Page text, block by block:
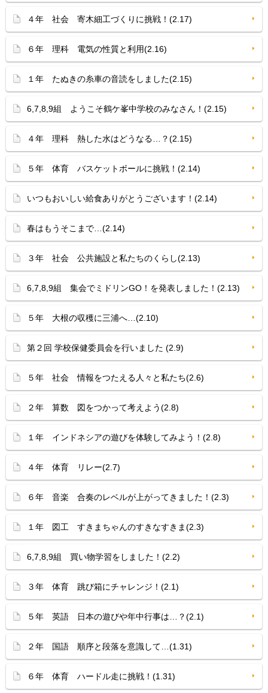
４年 社会 寄木細工づくりに挑戦！(2.17)
６年 理科 電気の性質と利用(2.16)
１年 たぬきの糸車の音読をしました(2.15)
6,7,8,9組 ようこそ鶴ケ峯中学校のみなさん！(2.15)
４年 理科 熱した水はどうなる…？(2.15)
５年 体育 バスケットボールに挑戦！(2.14)
いつもおいしい給食ありがとうございます！(2.14)
春はもうそこまで…(2.14)
３年 社会 公共施設と私たちのくらし(2.13)
6,7,8,9組 集会でミドリンGO！を発表しました！(2.13)
５年 大根の収穫に三浦へ…(2.10)
第２回 学校保健委員会を行いました (2.9)
５年 社会 情報をつたえる人々と私たち(2.6)
２年 算数 図をつかって考えよう(2.8)
１年 インドネシアの遊びを体験してみよう！(2.8)
４年 体育 リレー(2.7)
６年 音楽 合奏のレベルが上がってきました！(2.3)
１年 図工 すきまちゃんのすきなすきま(2.3)
6,7,8,9組 買い物学習をしました！(2.2)
３年 体育 跳び箱にチャレンジ！(2.1)
５年 英語 日本の遊びや年中行事は…？(2.1)
２年 国語 順序と段落を意識して…(1.31)
６年 体育 ハードル走に挑戦！(1.31)